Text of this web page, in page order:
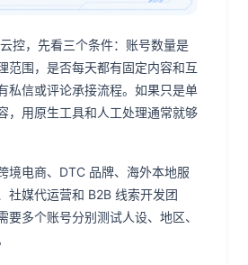
控，先看三个条件：账号数量是
范围，是否每天都有固定内容和互
私信或评论承接流程。如果只是单
，用原生工具和人工处理通常就够
境电商、DTC 品牌、海外本地服
社媒代运营和 B2B 线索开发团
要多个账号分别测试人设、地区、